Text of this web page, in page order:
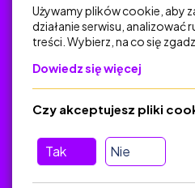
Na skróty
Polityka Prywatności
Regulamin
O platformie
Baza materiałów
Jak zostać autorem
Używamy plików cookie, aby
działanie serwisu, analizować
treści. Wybierz, na co się
Dowiedz się więcej
Tak Nie
Czy akceptujesz pliki